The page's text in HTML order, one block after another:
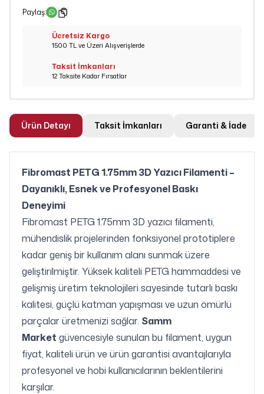
Paylaş:
Ücretsiz Kargo
1500 TL ve Üzeri Alışverişlerde
Taksit İmkanları
12 Taksite Kadar Fırsatlar
Ürün Detayı Taksit İmkanları Garanti & İade
Fibromast PETG 1.75mm 3D Yazıcı Filamenti –
Dayanıklı, Esnek ve Profesyonel Baskı
Deneyimi
Fibromast PETG 1.75mm 3D yazıcı filamenti,
mühendislik projelerinden fonksiyonel prototiplere
kadar geniş bir kullanım alanı sunmak üzere
geliştirilmiştir. Yüksek kaliteli PETG hammaddesi ve
gelişmiş üretim teknolojileri sayesinde tutarlı baskı
kalitesi, güçlü katman yapışması ve uzun ömürlü
parçalar üretmenizi sağlar. Samm
Market güvencesiyle sunulan bu filament, uygun
fiyat, kaliteli ürün ve ürün garantisi avantajlarıyla
profesyonel ve hobi kullanıcılarının beklentilerini
karşılar.